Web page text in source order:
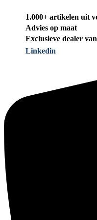
1.000+ artikelen uit
Advies op maat
Exclusieve dealer
Linkedin